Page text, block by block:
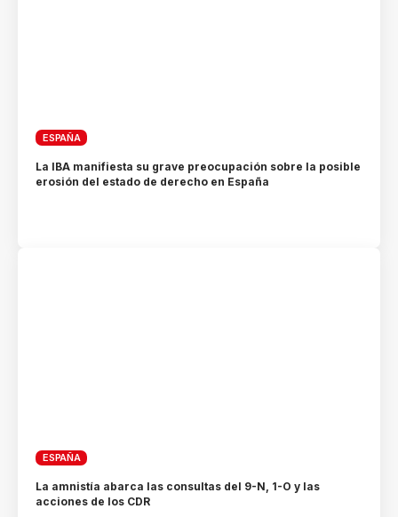
ESPAÑA
La IBA manifiesta su grave preocupación sobre la posible
erosión del estado de derecho en España
ESPAÑA
La amnistía abarca las consultas del 9-N, 1-O y las
acciones de los CDR